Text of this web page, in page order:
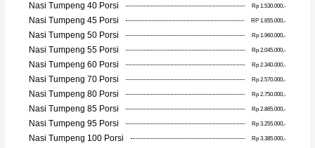
Nasi Tumpeng 40 Porsi Rp 1.530.000,-
Nasi Tumpeng 45 Porsi RP 1.655.000,-
Nasi Tumpeng 50 Porsi Rp 1.960.000,-
Nasi Tumpeng 55 Porsi Rp 2.045.000,-
Nasi Tumpeng 60 Porsi Rp 2.340.000,-
Nasi Tumpeng 70 Porsi Rp 2.570.000,-
Nasi Tumpeng 80 Porsi Rp 2.750.000,-
Nasi Tumpeng 85 Porsi Rp 2.865.000,-
Nasi Tumpeng 95 Porsi Rp 3.255.000,-
Nasi Tumpeng 100 Porsi Rp 3.385.000,-